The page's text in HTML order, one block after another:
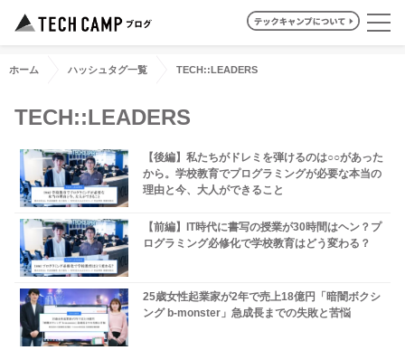
ホーム ハッシュタグ一覧 TECH::LEADERS
TECH::LEADERS
【後編】私たちがドレミを弾けるのは○○があった
から。学校教育でプログラミングが必要な本当の
理由と今、大人ができること
【前編】IT時代に書写の授業が30時間はヘン？プ
ログラミング必修化で学校教育はどう変わる？
25歳女性起業家が2年で売上18億円「暗闇ボクシ
ング b-monster」急成長までの失敗と苦悩